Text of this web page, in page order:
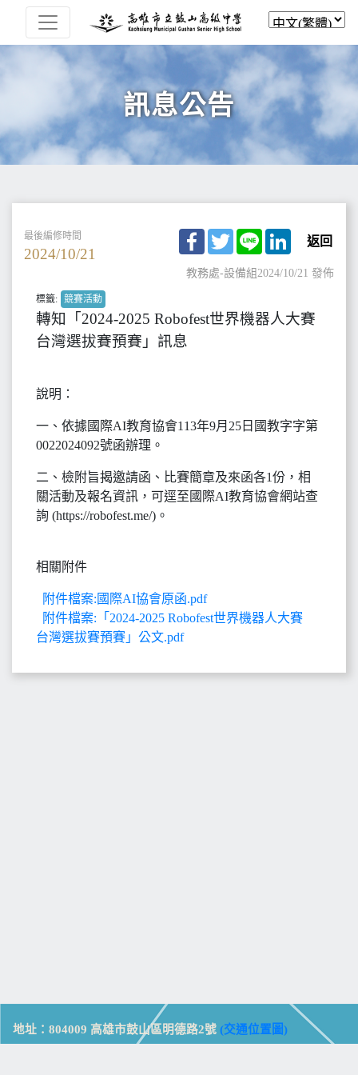
訊息公告
最後編修時間
2024/10/21
Facebook
TwitterLine LinkedIn
返回
教務處-設備組2024/10/21 發佈
標籤: 競賽活動
轉知「2024-2025 Robofest世界機器人大賽
台灣選拔賽預賽」訊息
說明：
一、依據國際AI教育協會113年9月25日國教字字第
0022024092號函辦理。
二、檢附旨揭邀請函、比賽簡章及來函各1份，相
關活動及報名資訊，可逕至國際AI教育協會網站查
詢 (https://robofest.me/)。
相關附件
附件檔案:國際AI協會原函.pdf
附件檔案:「2024-2025 Robofest世界機器人大賽
台灣選拔賽預賽」公文.pdf
地址：804009 高雄市鼓山區明德路2號 (交通位置圖)